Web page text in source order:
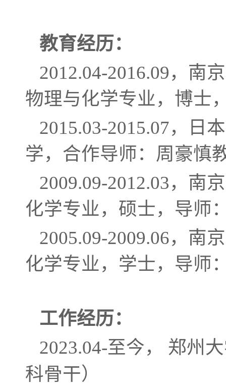
教育经历：
2012.04-2016.09，南
物理与化学专业，博士
2015.03-2015.07，日
学，合作导师：周豪慎
2009.09-2012.03，南
化学专业，硕士，导师
2005.09-2009.06，南
化学专业，学士，导师
工作经历：
2023.04-至今，
郑州
科骨干）